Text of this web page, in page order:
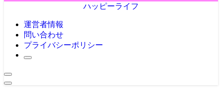
ハッピーライフ
運営者情報
問い合わせ
プライバシーポリシー